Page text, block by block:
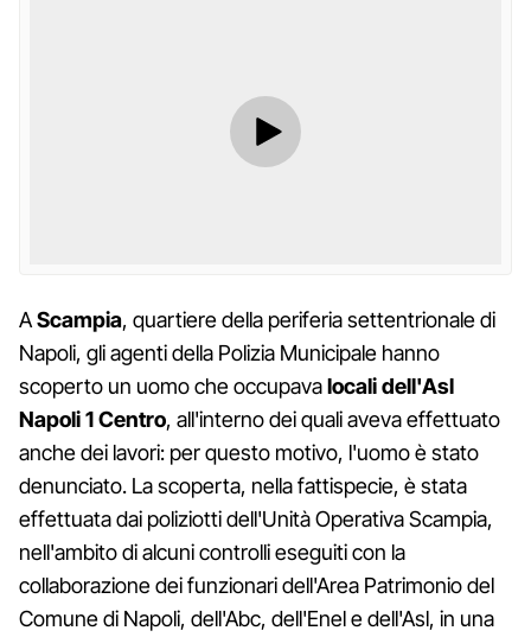
AScampia, quartiere della periferia settentrionale di
Napoli, gli agenti della Polizia Municipale hanno
scoperto un uomo che occupavalocali dell'Asl
Napoli 1 Centro, all'interno dei quali aveva effettuato
anche dei lavori: per questo motivo, l'uomo è stato
denunciato. La scoperta, nella fattispecie, è stata
effettuata dai poliziotti dell'Unità Operativa Scampia,
nell'ambito di alcuni controlli eseguiti con la
collaborazione dei funzionari dell'Area Patrimonio del
Comune di Napoli, dell'Abc, dell'Enel e dell'Asl, in una